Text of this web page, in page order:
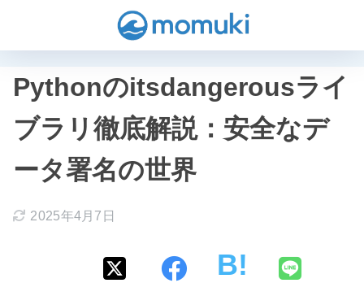
Pythonのitsdangerousライ
ブラリ徹底解説：安全なデ
ータ署名の世界
2025年4月7日